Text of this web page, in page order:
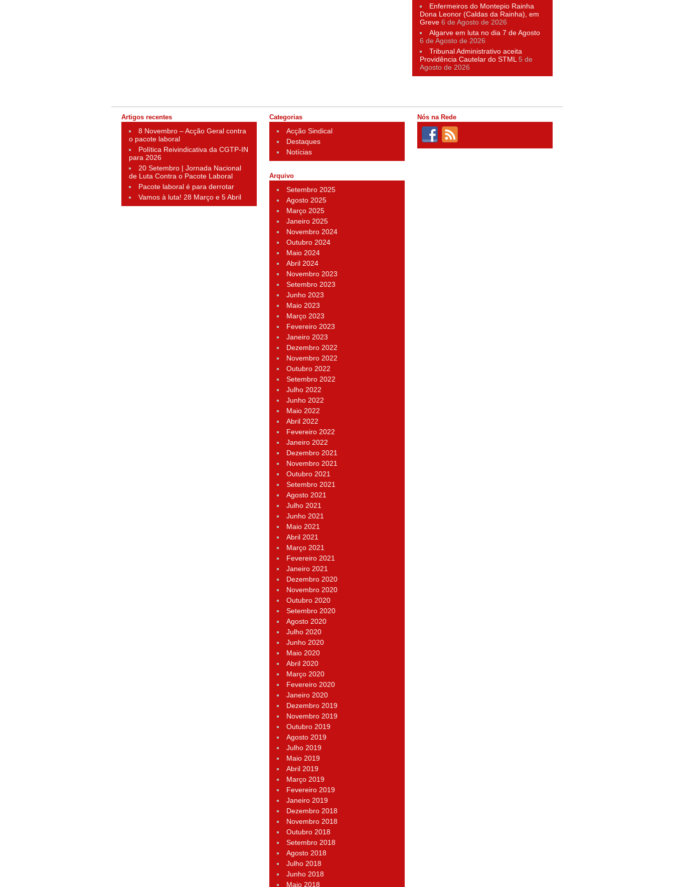
Enfermeiros do Montepio Rainha
Dona Leonor (Caldas da Rainha), em
Greve 6 de Agosto de 2026
Algarve em luta no dia 7 de Agosto
6 de Agosto de 2026
Tribunal Administrativo aceita
Providência Cautelar do STML 5 de
Agosto de 2026
Artigos recentes
8 Novembro – Acção Geral contra
o pacote laboral
Política Reivindicativa da CGTP-IN
para 2026
20 Setembro | Jornada Nacional
de Luta Contra o Pacote Laboral
Pacote laboral é para derrotar
Vamos à luta! 28 Março e 5 Abril
Nós na Rede
Categorias
Acção Sindical
Destaques
Notícias
Arquivo
Setembro 2025
Agosto 2025
Março 2025
Janeiro 2025
Novembro 2024
Outubro 2024
Maio 2024
Abril 2024
Novembro 2023
Setembro 2023
Junho 2023
Maio 2023
Março 2023
Fevereiro 2023
Janeiro 2023
Dezembro 2022
Novembro 2022
Outubro 2022
Setembro 2022
Julho 2022
Junho 2022
Maio 2022
Abril 2022
Fevereiro 2022
Janeiro 2022
Dezembro 2021
Novembro 2021
Outubro 2021
Setembro 2021
Agosto 2021
Julho 2021
Junho 2021
Maio 2021
Abril 2021
Março 2021
Fevereiro 2021
Janeiro 2021
Dezembro 2020
Novembro 2020
Outubro 2020
Setembro 2020
Agosto 2020
Julho 2020
Junho 2020
Maio 2020
Abril 2020
Março 2020
Fevereiro 2020
Janeiro 2020
Dezembro 2019
Novembro 2019
Outubro 2019
Agosto 2019
Julho 2019
Maio 2019
Abril 2019
Março 2019
Fevereiro 2019
Janeiro 2019
Dezembro 2018
Novembro 2018
Outubro 2018
Setembro 2018
Agosto 2018
Julho 2018
Junho 2018
Maio 2018